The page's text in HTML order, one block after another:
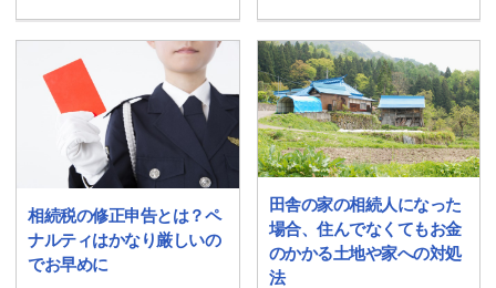
相続税の修正申告とは？ペ
ナルティはかなり厳しいの
でお早めに
田舎の家の相続人になった
場合、住んでなくてもお金
のかかる土地や家への対処
法